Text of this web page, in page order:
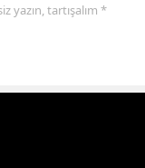
yazın, tartışalım *